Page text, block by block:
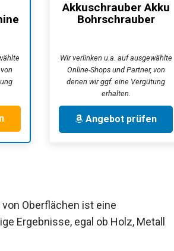
Akkuschrauber Akku
Bohrschrauber
Wir verlinken u.a. auf ausgewählte
Online-Shops und Partner, von
denen wir ggf. eine Vergütung
erhalten.
Angebot prüfen
Oberflächen ist eine
Ergebnisse, egal ob Holz, Metall